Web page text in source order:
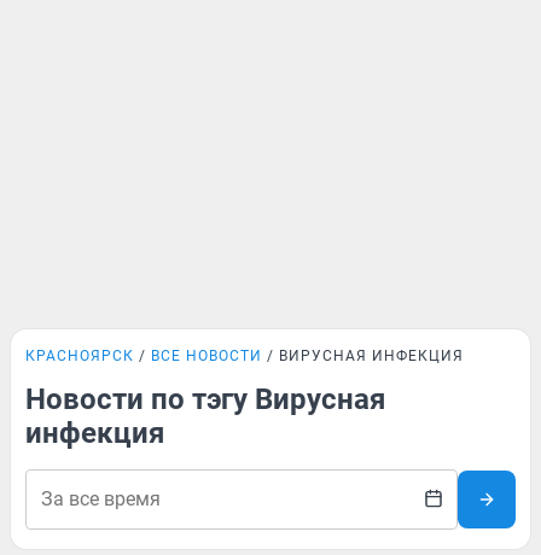
КРАСНОЯРСК ВСЕ НОВОСТИ ВИРУСНАЯ ИНФЕКЦИЯ
Новости по тэгу Вирусная
инфекция